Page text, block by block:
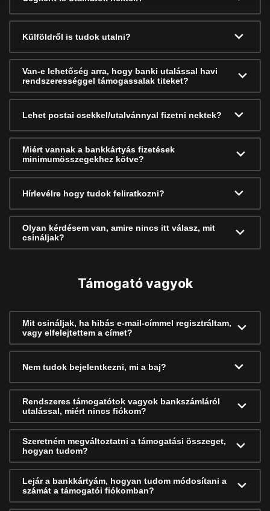
Külföldről is tudok utalni?
Van-e lehetőség arra, hogy banki utalással havi
rendszerességgel támogassalak titeket?
Lehet postai csekkel/utalvánnyal fizetni nektek?
Miért vannak a bankkártyás fizetések
minimumösszegekhez kötve?
Hírlevélre hogy tudok feliratkozni?
Olyan kérdésem van, amire nincs itt válasz, mit
csináljak?
Támogató vagyok
Mit csináljak, ha hibás e-mail-címmel regisztráltam,
vagy elfelejtettem a címet?
Nem tudok bejelentkezni, mi a baj?
Rendszeres támogatótok vagyok bankszámláról
utalással, miért nincs fiókom?
Szeretném megváltoztatni a támogatási összeget,
hogyan tudom?
Lejár a bankkártyám, hogyan tudom módosítani a
számát a támogatói fiókomban?